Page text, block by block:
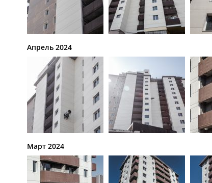
Апрель 2024
Март 2024